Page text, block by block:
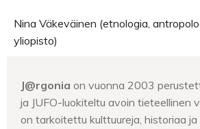
Nina Väkeväinen (etnologia,
yliopisto)
J@rgonia on vuonna 2003
ja JUFO-luokiteltu avoin tieteellinen
on tarkoitettu kulttuureja, historiaa